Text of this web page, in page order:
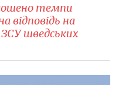
темпи
відповідь на
шведських